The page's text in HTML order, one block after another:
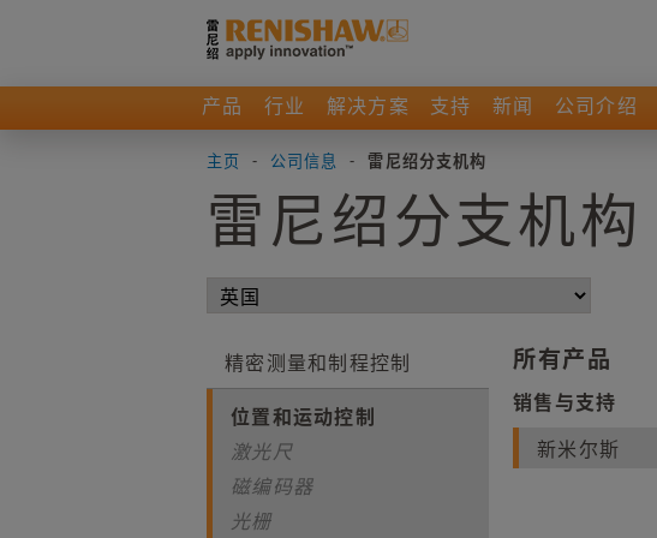
产品 行业 解决方案 支持 新闻 公司介绍
主页 - 公司信息 - 雷尼绍分支机构
雷尼绍分支机构
精密测量和制程控制
位置和运动控制
激光尺
磁编码器
光栅
所有产品
销售与支持
新米尔斯